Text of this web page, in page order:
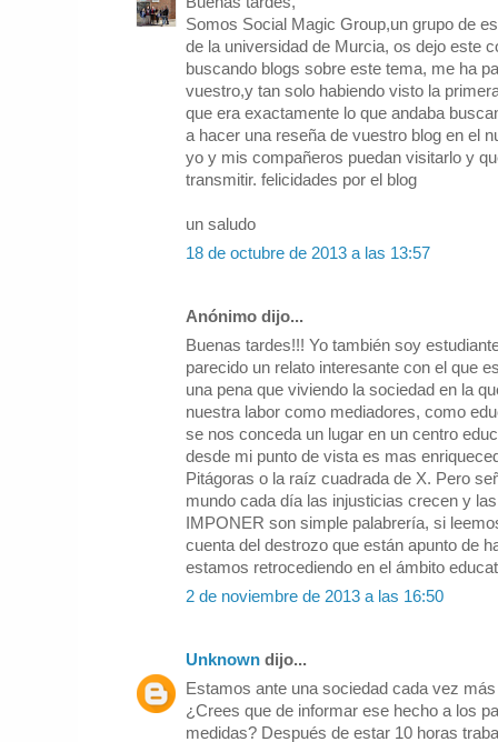
Somos Social Magic Group,un grupo de
de la universidad de Murcia, os dejo este
buscando blogs sobre este tema, me ha
vuestro,y tan solo habiendo visto la
que era exactamente lo que andaba
a hacer una reseña de vuestro blog en el
yo y mis compañeros puedan visitarlo y
transmitir. felicidades por el blog
un saludo
18 de octubre de 2013 a las 13:57
Anónimo dijo...
Buenas tardes!!! Yo también soy
parecido un relato interesante con el que
una pena que viviendo la sociedad en la
nuestra labor como mediadores, como
se nos conceda un lugar en un centro
desde mi punto de vista es mas
Pitágoras o la raíz cuadrada de X. Pero
mundo cada día las injusticias crecen y
IMPONER son simple palabrería, si
cuenta del destrozo que están apunto de
estamos retrocediendo en el ámbito
2 de noviembre de 2013 a las 16:50
Unknown dijo...
Estamos ante una sociedad cada vez
¿Crees que de informar ese hecho a los
medidas? Después de estar 10 horas